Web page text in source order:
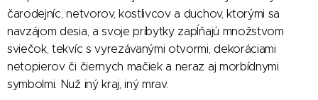
čarodejníc, netvorov, kostlivcov a duchov, ktorými sa
navzájom desia, a svoje príbytky zapĺňajú množstvom
sviečok, tekvíc s vyrezávanými otvormi, dekoráciami
netopierov či čiernych mačiek a neraz aj morbídnymi
symbolmi. Nuž iný kraj, iný mrav.